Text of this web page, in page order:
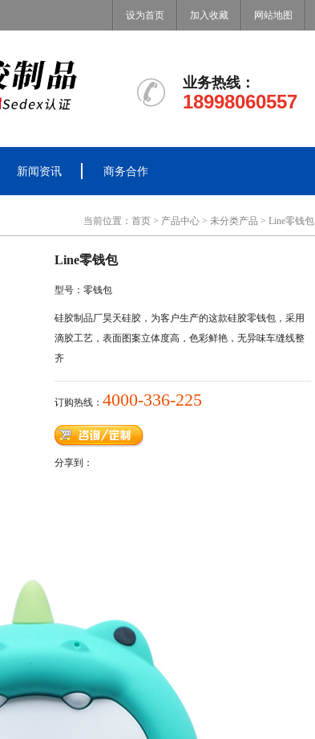
设为首页 加入收藏 网站地图
业务热线：
18998060557
新闻资讯 商务合作
当前位置： 首页 > 产品中心 > 未分类产品 > Line零钱包
Line零钱包
型号：零钱包
硅胶制品厂昊天硅胶，为客户生产的这款硅胶零钱包，采用
滴胶工艺，表面图案立体度高，色彩鲜艳，无异味车缝线整
齐
订购热线： 4000-336-225
分享到：